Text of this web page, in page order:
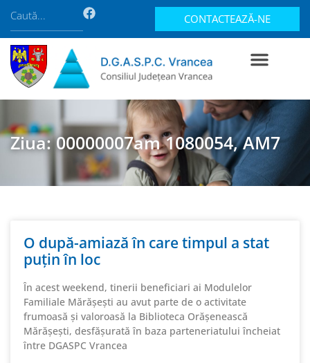
CONTACTEAZĂ-NE
Ziua: 00000007am 1080054, AM7
O după-amiază în care timpul a stat
puțin în loc
În acest weekend, tinerii beneficiari ai Modulelor
Familiale Mărășești au avut parte de o activitate
frumoasă și valoroasă la Biblioteca Orășenească
Mărășești, desfășurată în baza parteneriatului încheiat
între DGASPC Vrancea